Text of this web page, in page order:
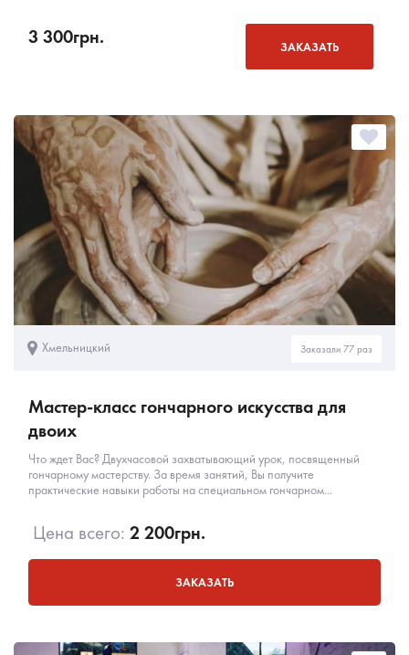
3 300грн. ЗАКАЗАТЬ
Хмельницкий Заказали 77 раз
Мастер-класс гончарного искусства для
двоих
Что ждет Вас? Двухчасовой захватывающий урок, посвященный
гончарному мастерству. За время занятий, Вы получите
практические навыки работы на специальном гончарном...
Цена всего: 2 200грн.
ЗАКАЗАТЬ